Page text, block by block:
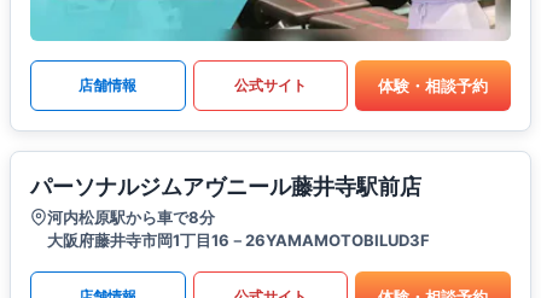
店舗情報 公式サイト 体験・相談予約
パーソナルジムアヴニール藤井寺駅前店
河内松原駅から車で8分
大阪府藤井寺市岡1丁目16－26YAMAMOTOBILUD3F